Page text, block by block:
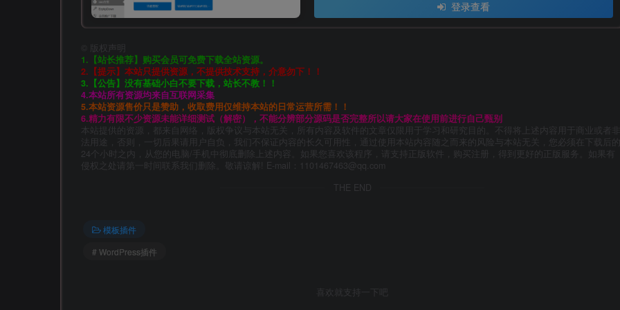
登录查看
版权声明
1.【站长推荐】购买会员可免费下载全站资源。
2.【提示】本站只提供资源，不提供技术支持，介意勿下！！
3.【公告】没有基础小白不要下载，站长不教！！
4.本站所有资源均来自互联网采集
5.本站资源售价只是赞助，收取费用仅维持本站的日常运营所需！！
6.精力有限不少资源未能详细测试（解密），不能分辨部分源码是否完整所以请大家在使用前进行自己甄别
本站提供的资源，都来自网络，版权争议与本站无关，所有内容及软件的文章仅限用于学习和研究目的。不得将上述内容用于商业或者非
法用途，否则，一切后果请用户自负，我们不保证内容的长久可用性，通过使用本站内容随之而来的风险与本站无关，您必须在下载后的
24个小时之内，从您的电脑/手机中彻底删除上述内容。如果您喜欢该程序，请支持正版软件，购买注册，得到更好的正版服务。如果有
侵权之处请第一时间联系我们删除。敬请谅解! E-mail：1101467463@qq.com
THE END
模板插件
# WordPress插件
喜欢就支持一下吧